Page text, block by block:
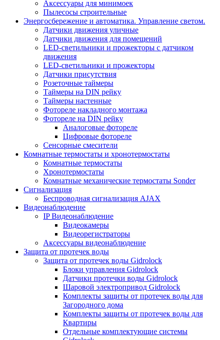
Аксессуары для минимоек
Пылесосы строительные
Энергосбережение и автоматика. Управление светом.
Датчики движения уличные
Датчики движения для помещений
LED-светильники и прожекторы с датчиком
движения
LED-светильники и прожекторы
Датчики присутствия
Розеточные таймеры
Таймеры на DIN рейку
Таймеры настенные
Фотореле накладного монтажа
Фотореле на DIN рейку
Аналоговые фотореле
Цифровые фотореле
Сенсорные смесители
Комнатные термостаты и хронотермостаты
Комнатные термостаты
Хронотермостаты
Комнатные механические термостаты Sonder
Сигнализация
Беспроводная сигнализация AJAX
Видеонаблюдение
IP Видеонаблюдение
Видеокамеры
Видеорегистраторы
Аксессуары видеонаблюдение
Защита от протечек воды
Защита от протечек воды Gidrolock
Блоки управления Gidrolock
Датчики протечки воды Gidrolock
Шаровой электропривод Gidrolock
Комплекты защиты от протечек воды для
Загородного дома
Комплекты защиты от протечек воды для
Квартиры
Отдельные комплектующие системы